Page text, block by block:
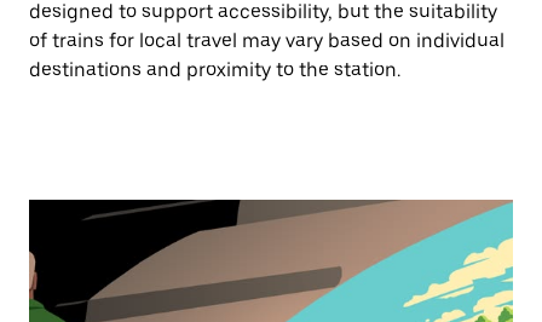
designed to support accessibility, but the suitability
of trains for local travel may vary based on individual
destinations and proximity to the station.